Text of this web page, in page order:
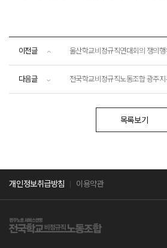
이전글 울산학교비정규직연대회의 쟁의
다음글 전국학교비정규직노동조합 광주
목록보기
개인정보취급방침 이용약관
민주노총
전교조